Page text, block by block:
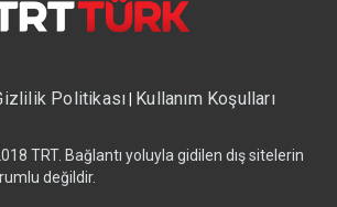
Politikası| Kullanım Koşulları
TRT. Bağlantı yoluyla gidilen dış sitelerin
değildir.